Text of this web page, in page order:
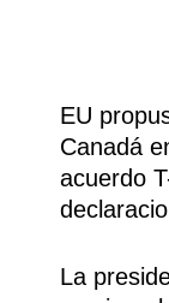
EU
Canadá
acuerdo
La